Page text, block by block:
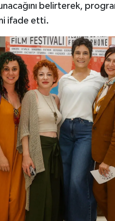
belirterek,
ifade etti.